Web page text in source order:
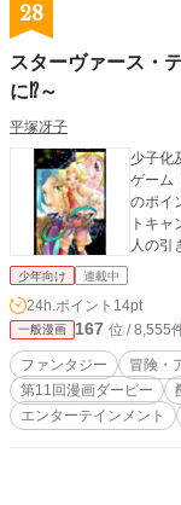
28
スターヴァース・
に⁉～
平塚冴子
少子化
ゲーム
のポイ
トキ
人の引
少年向け 連載中
24h.ポイント 14pt
一般漫画 167 位 / 8,555
ファンタジー 冒険・
第11回漫画ダービー
エンターテインメント